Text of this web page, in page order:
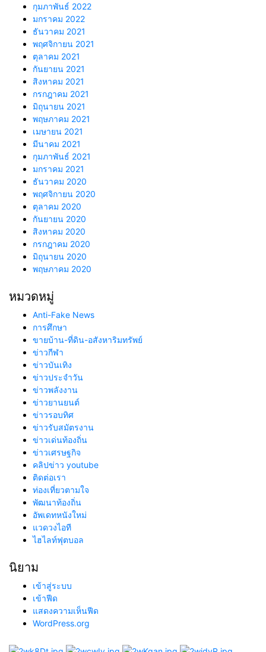
กุมภาพันธ์ 2022
มกราคม 2022
ธันวาคม 2021
พฤศจิกายน 2021
ตุลาคม 2021
กันยายน 2021
สิงหาคม 2021
กรกฎาคม 2021
มิถุนายน 2021
พฤษภาคม 2021
เมษายน 2021
มีนาคม 2021
กุมภาพันธ์ 2021
มกราคม 2021
ธันวาคม 2020
พฤศจิกายน 2020
ตุลาคม 2020
กันยายน 2020
สิงหาคม 2020
กรกฎาคม 2020
มิถุนายน 2020
พฤษภาคม 2020
หมวดหมู่
Anti-Fake News
การศึกษา
ขายบ้าน-ที่ดิน-อสังหาริมทรัพย์
ข่าวกีฬา
ข่าวบันเทิง
ข่าวประจำวัน
ข่าวพลังงาน
ข่าวยานยนต์
ข่าวรอบทิศ
ข่าวรับสมัตรงาน
ข่าวเด่นท้องถิ่น
ข่าวเศรษฐกิจ
คลิปข่าว youtube
ติดต่อเรา
ท่องเที่ยวตามใจ
พัฒนาท้องถิ่น
อัพเดทหนังใหม่
แวดวงไอที
ไฮไลท์ฟุตบอล
นิยาม
เข้าสู่ระบบ
เข้าฟีด
แสดงความเห็นฟีด
WordPress.org